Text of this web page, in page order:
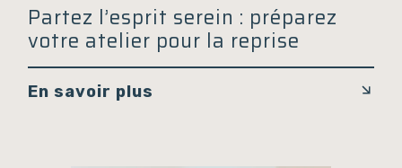
Partez l’esprit serein : préparez
votre atelier pour la reprise
En savoir plus